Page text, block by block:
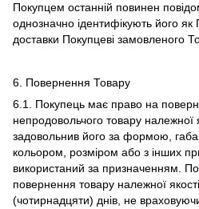
Покупцем останній повинен
однозначно ідентифікують його як
доставки Покупцеві замовленого
6. Повернення Товару
6.1. Покупець має право на
непродовольчого товару належної
задовольнив його за формою,
кольором, розміром або з інших
використаний за призначенням.
повернення товару належної
(чотирнадцяти) днів, не